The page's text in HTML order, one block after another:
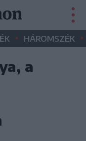
• HÁROMSZÉK •
a